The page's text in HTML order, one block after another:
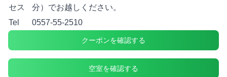
セス
分）でお越しください。
Tel
0557-55-2510
クーポンを確認する
空室を確認する